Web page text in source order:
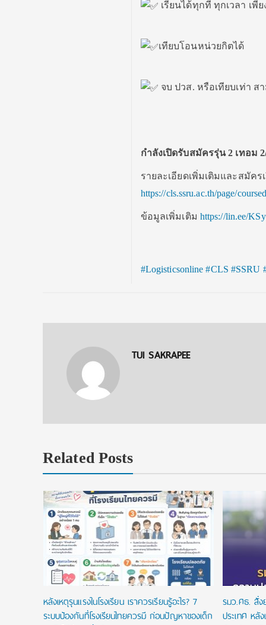
เรียนได้ทุกที่ ทุกเวลา เพี
เทียบโอนหน่วยกิตได้
จบ ปวส. หรือเทียบเท่า ส
กำลังเปิดรับสมัครรุ่น 2 เทอม
รายละเอียดเพิ่มเติมและสมัคร
https://cls.ssru.ac.th/page/
ข้อมูลเพิ่มเติม https://lin.ee/
#Logisticsonline #CLS #SSRU
TUI SAKRAPEE
Related Posts
หลังเหตุรุนแรงในโรงเรียน เราควรเรียนรู้อะไร? 7
ระบบป้องกันที่โรงเรียนไทยควรมี ก่อนปัญหาของเด็ก
รมว.ศธ. สั่ง
ประเทศ หลั